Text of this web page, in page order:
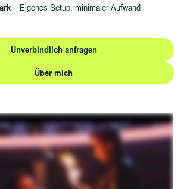
– Eigenes Setup, minimaler Aufwand
Unverbindlich anfragen
Über mich